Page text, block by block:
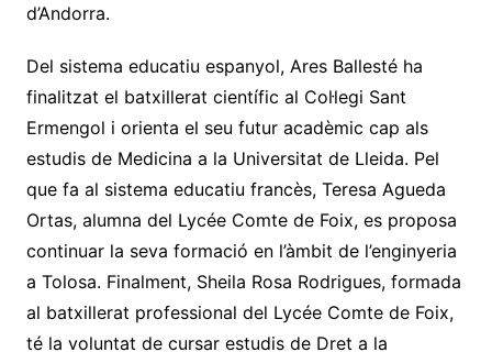
d’Andorra.
Del sistema educatiu espanyol, Ares Ballesté ha
finalitzat el batxillerat científic al Col·legi Sant
Ermengol i orienta el seu futur acadèmic cap als
estudis de Medicina a la Universitat de Lleida. Pel
que fa al sistema educatiu francès, Teresa Agueda
Ortas, alumna del Lycée Comte de Foix, es proposa
continuar la seva formació en l’àmbit de l’enginyeria
a Tolosa. Finalment, Sheila Rosa Rodrigues, formada
al batxillerat professional del Lycée Comte de Foix,
té la voluntat de cursar estudis de Dret a la